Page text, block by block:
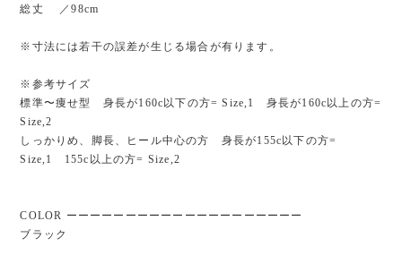
総丈 ／98cm
※寸法には若干の誤差が生じる場合が有ります。
※参考サイズ
標準〜痩せ型 身長が160c以下の方= Size,1 身長が160c以上の方=
Size,2
しっかりめ、脚長、ヒール中心の方 身長が155c以下の方=
Size,1 155c以上の方= Size,2
COLOR ーーーーーーーーーーーーーーーーーーーー
ブラック